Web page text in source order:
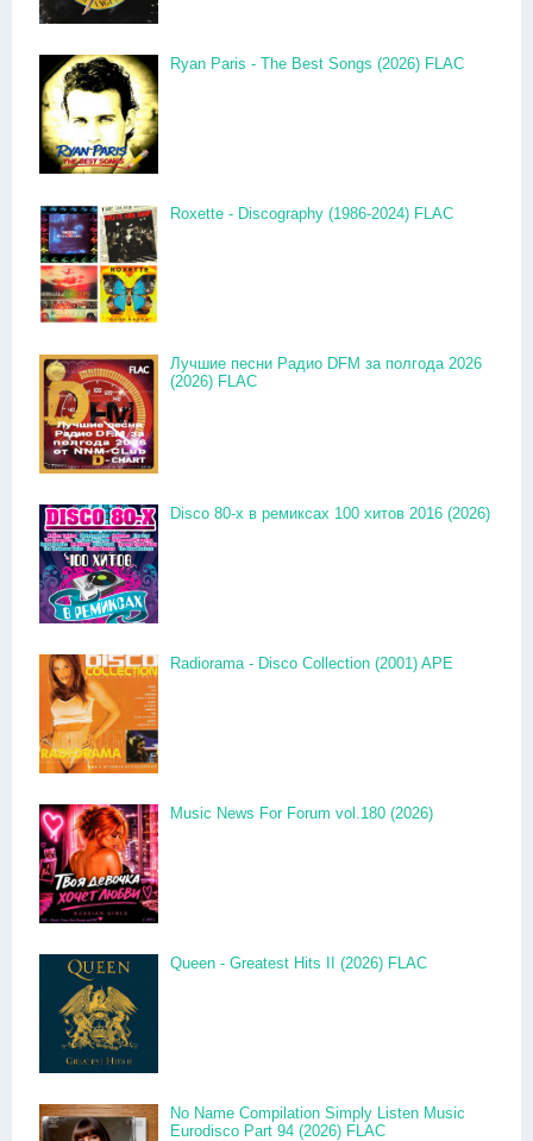
Ryan Paris - The Best Songs (2026) FLAC
Roxette - Discography (1986-2024) FLAC
Лучшие песни Радио DFM за полгода 2026
(2026) FLAC
Disco 80-x в ремиксах 100 хитов 2016 (2026)
Radiorama - Disco Collection (2001) APE
Music News For Forum vol.180 (2026)
Queen - Greatest Hits II (2026) FLAC
No Name Compilation Simply Listen Music
Eurodisco Part 94 (2026) FLAC